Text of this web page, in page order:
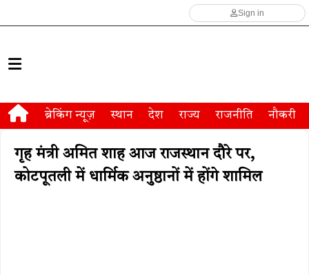
Sign in
ब्रेकिंग न्यूज़ स्थान देश राज्य राजनीति नौकरी
गृह मंत्री अमित शाह आज राजस्थान दौरे पर,
कोटपूतली में धार्मिक अनुष्ठानों में होंगे शामिल